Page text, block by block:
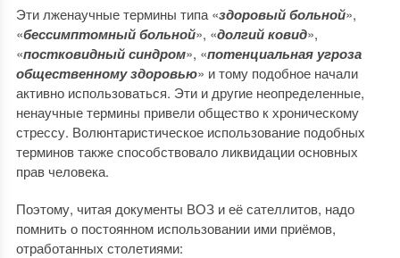
Эти лженаучные термины типа «здоровый больной»,
«бессимптомный больной», «долгий ковид»,
«постковидный синдром», «потенциальная угроза
общественному здоровью» и тому подобное начали
активно использоваться. Эти и другие неопределенные,
ненаучные термины привели общество к хроническому
стрессу. Волюнтаристическое использование подобных
терминов также способствовало ликвидации основных
прав человека.
Поэтому, читая документы ВОЗ и её сателлитов, надо
помнить о постоянном использовании ими приёмов,
отработанных столетиями: